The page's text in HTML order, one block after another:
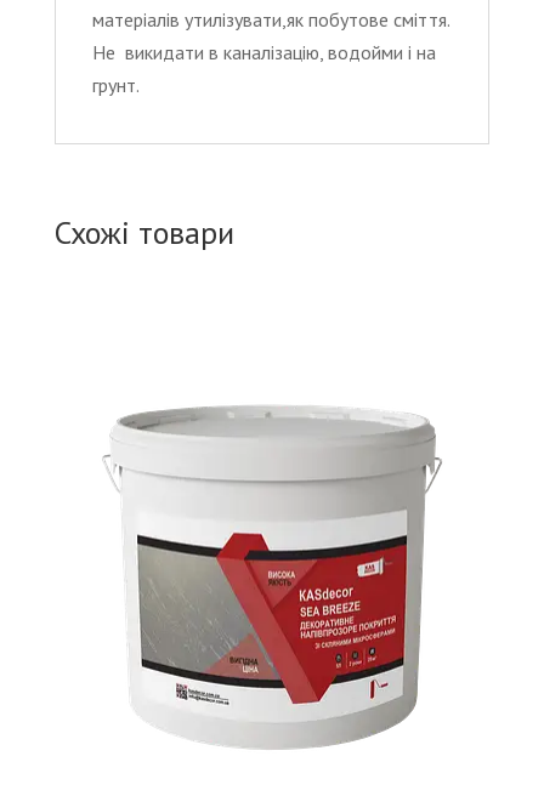
матеріалів утилізувати,як побутове сміття.
Не викидати в каналізацію, водойми і на
грунт.
Схожі товари